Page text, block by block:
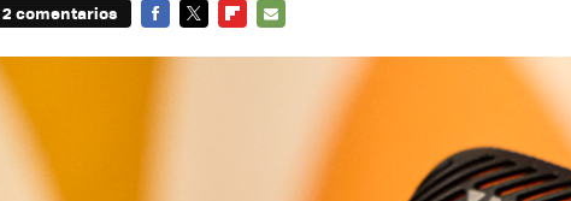
2 comentarios